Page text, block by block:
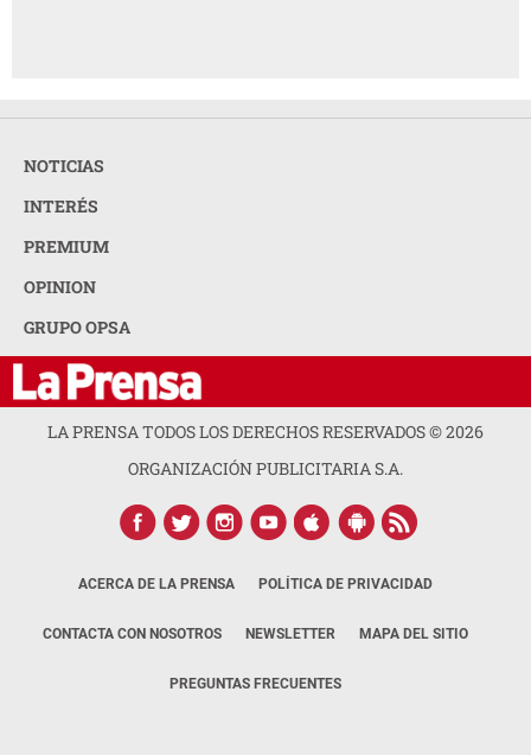
NOTICIAS
INTERÉS
PREMIUM
OPINION
GRUPO OPSA
LA PRENSA TODOS LOS DERECHOS RESERVADOS ©2026
ORGANIZACIÓN PUBLICITARIA S.A.
ACERCA DE LA PRENSA POLÍTICA DE PRIVACIDAD
CONTACTA CON NOSOTROS NEWSLETTER MAPA DEL SITIO
PREGUNTAS FRECUENTES